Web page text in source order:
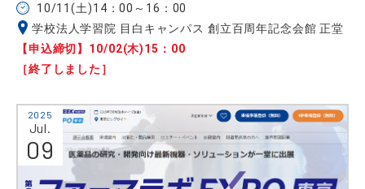
10/11(土)14：00～16：00
学校法人学習院 目白キャンパス 創立百周年記念会館 正堂
【申込締切】10/02(木)15：00
［終了しました］
2025
Jul.
09